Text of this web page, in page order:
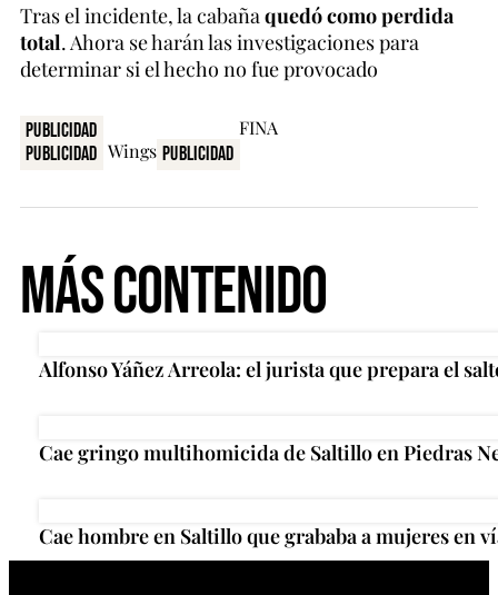
Tras el incidente, la cabaña quedó como perdida
total. Ahora se harán las investigaciones para
determinar si el hecho no fue provocado
Publicidad
Publicidad
Publicidad
Más Contenido
Alfonso Yáñez Arreola: el jurista que prepara el
Cae gringo multihomicida de Saltillo en Piedras
Cae hombre en Saltillo que grababa a mujeres en